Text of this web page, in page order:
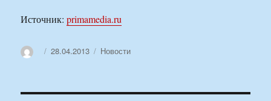
Источник:primamedia.ru
АвторОпубликовано
28.04.2013 Рубрики
Новости